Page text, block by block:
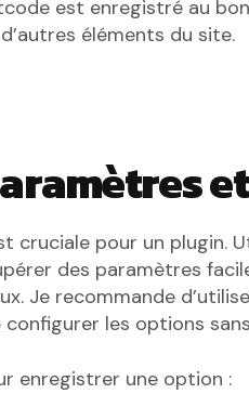
est enregistré au
éléments du site.
cruciale pour un plugin.
des paramètres
Je recommande
les options
enregistrer une option :